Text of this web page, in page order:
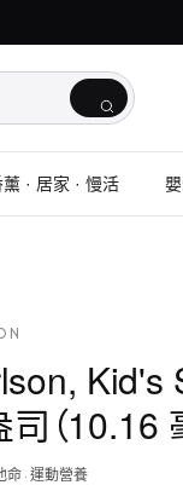
· 居家 · 慢活
Kid's
（10.16
命·運動營養